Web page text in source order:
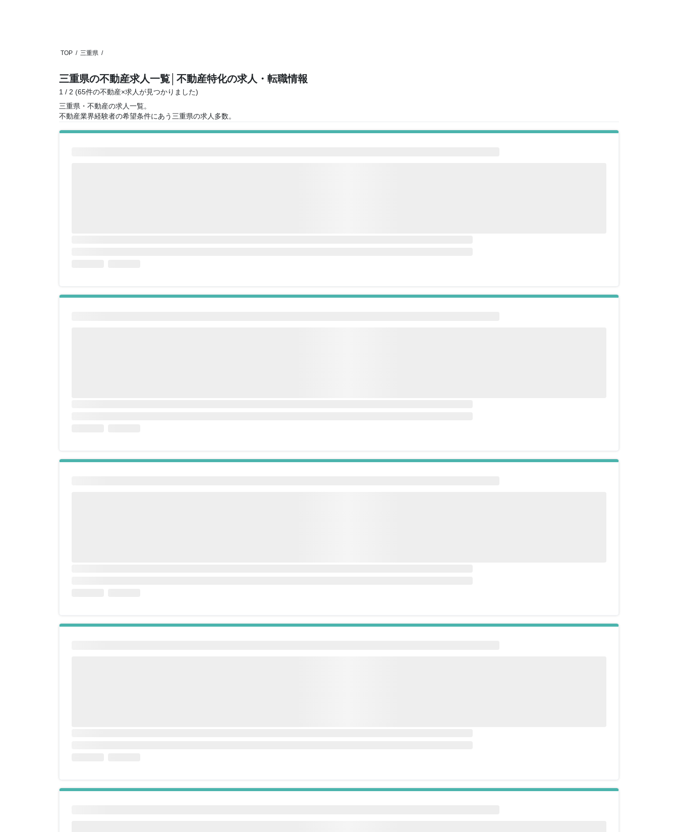
TOP / 三重県 /
三重県の不動産求人一覧 │不動産特化の求人・転職情報
1 / 2 (65件の不動産×求人が見つかりました)
三重県・不動産の求人一覧。
不動産業界経験者の希望条件にあう三重県の求人多数。